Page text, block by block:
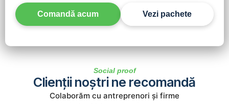
Comandă acum Vezi pachete
Social proof
Clienții noștri ne recomandă
Colaborăm cu antreprenori și firme